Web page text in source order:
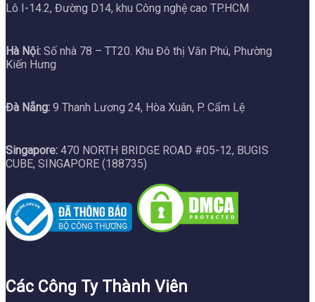
Lô I-14.2, Đường D14, khu Công nghệ cao TP.HCM
Hà Nội: Số nhà 78 – TT20. Khu Đô thị Văn Phú, Phường
Kiến Hưng
Đà Nẵng: 9 Thanh Lương 24, Hòa Xuân, P. Cẩm Lệ
Singapore: 470 NORTH BRIDGE ROAD #05-12, BUGIS
CUBE, SINGAPORE (188735)
Các Công Ty Thành Viên